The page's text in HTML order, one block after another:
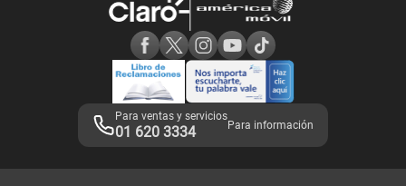
Adquirientes iPhone 6, 6S y SE
Mensaje de Seguridad
Términos y Condiciones de Tienda Claro
Libro de Reclamaciones
Legales de marketplace
Para ventas y servicios
01 620 3334 Para información